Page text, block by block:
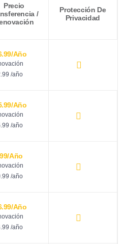
Precio
/
Protección De
Privacidad
año
/año
año
/año
año
/año
año
/año